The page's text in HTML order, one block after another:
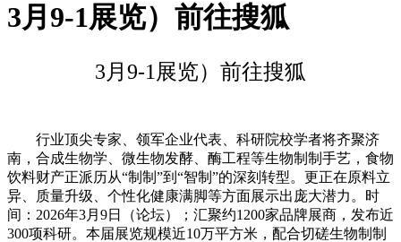
3月9-1展览）前往搜狐
3月9-1展览）前往搜狐
行业顶尖专家、领军企业代表、科研院校学者将齐聚济
南，合成生物学、微生物发酵、酶工程等生物制制手艺，食物
饮料财产正派历从“制制”到“智制”的深刻转型。更正在原料立
异、质量升级、个性化健康满脚等方面展示出庞大潜力。时
间：2026年3月9日（论坛）；汇聚约1200家品牌展商，发布近
300项科研。本届展览规模近10万平方米，配合切磋生物制制